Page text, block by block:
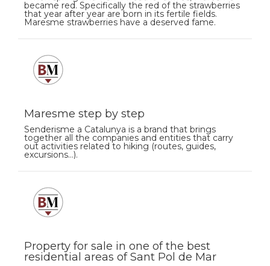
became red. Specifically the red of the strawberries
that year after year are born in its fertile fields.
Maresme strawberries have a deserved fame.
Maresme step by step
Senderisme a Catalunya is a brand that brings
together all the companies and entities that carry
out activities related to hiking (routes, guides,
excursions…).
Property for sale in one of the best
residential areas of Sant Pol de Mar